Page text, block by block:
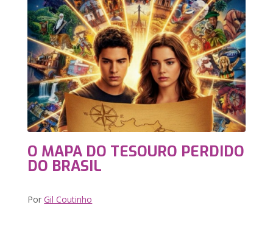
O MAPA DO TESOURO PERDIDO
DO BRASIL
PorGil Coutinho